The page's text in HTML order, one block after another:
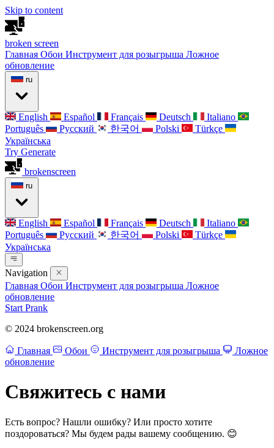
Skip to content
broken screen
Главная Обои Инструмент для розыгрыша Ложное
обновление
ru
English Español Français Deutsch
Italiano
Português
Русский 한국어 Polski
Türkçe
Українська
Try Generate
brokenscreen
ru
English Español Français Deutsch
Italiano
Português
Русский 한국어 Polski
Türkçe
Українська
Navigation
Главная Обои Инструмент для розыгрыша Ложное
обновление
Start Prank
© 2024 brokenscreen.org
Главная Обои Инструмент для розыгрыша
Ложное
обновление
Свяжитесь с нами
Есть вопрос? Нашли ошибку? Или просто хотите
поздороваться? Мы будем рады вашему сообщению. 😊